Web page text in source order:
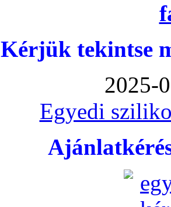
Kérjük tekintse
2025-
Egyedi